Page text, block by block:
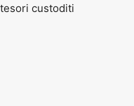
custoditi